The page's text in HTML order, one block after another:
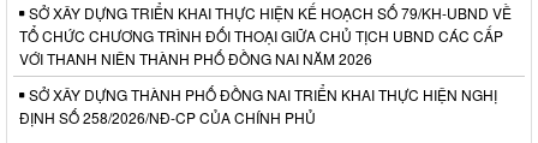
SỞ XÂY DỰNG TRIỂN KHAI THỰC HIỆN KẾ HOẠCH SỐ 79/KH-UBND VỀ
TỔ CHỨC CHƯƠNG TRÌNH ĐỐI THOẠI GIỮA CHỦ TỊCH UBND CÁC CẤP
VỚI THANH NIÊN THÀNH PHỐ ĐỒNG NAI NĂM 2026
SỞ XÂY DỰNG THÀNH PHỐ ĐỒNG NAI TRIỂN KHAI THỰC HIỆN NGHỊ
ĐỊNH SỐ 258/2026/NĐ-CP CỦA CHÍNH PHỦ